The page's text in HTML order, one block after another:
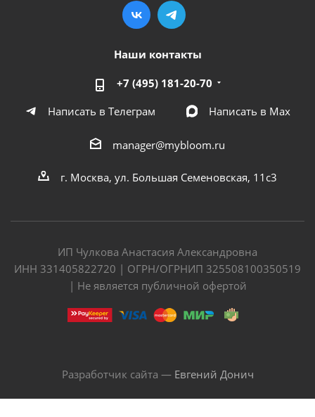
Наши контакты
+7 (495) 181-20-70
Написать в Телеграм
Написать в Мах
manager@mybloom.ru
г. Москва, ул. Большая Семеновская, 11с3
ИП Чулкова Анастасия Александровна
ИНН 331405822720 | ОГРН/ОГРНИП 325508100350519
| Не является публичной офертой
Разработчик сайта — Евгений Донич